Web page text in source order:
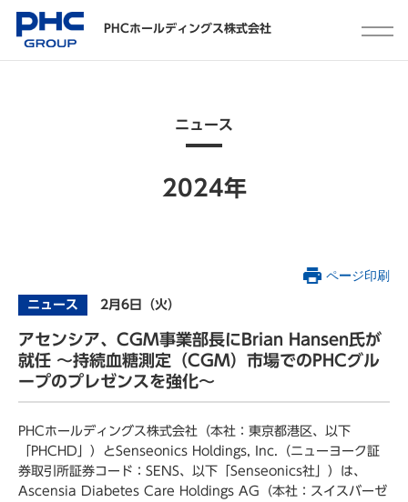
PHCホールディングス株式会社
ニュース
2024年
ページ印刷
ニュース 2月6日（火）
アセンシア、CGM事業部長にBrian Hansen氏が
就任 ～持続血糖測定（CGM）市場でのPHCグル
ープのプレゼンスを強化～
PHCホールディングス株式会社（本社：東京都港区、以下
「PHCHD」）とSenseonics Holdings, Inc.（ニューヨーク証
券取引所証券コード：SENS、以下「Senseonics社」）は、
Ascensia Diabetes Care Holdings AG（本社：スイスバーゼ